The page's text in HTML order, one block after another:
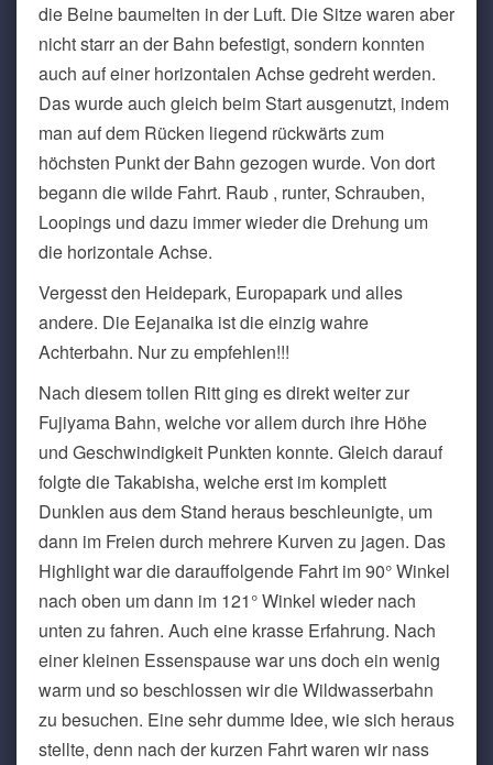
die Beine baumelten in der Luft. Die Sitze waren aber
nicht starr an der Bahn befestigt, sondern konnten
auch auf einer horizontalen Achse gedreht werden.
Das wurde auch gleich beim Start ausgenutzt, indem
man auf dem Rücken liegend rückwärts zum
höchsten Punkt der Bahn gezogen wurde. Von dort
begann die wilde Fahrt. Raub , runter, Schrauben,
Loopings und dazu immer wieder die Drehung um
die horizontale Achse.
Vergesst den Heidepark, Europapark und alles
andere. Die Eejanaika ist die einzig wahre
Achterbahn. Nur zu empfehlen!!!
Nach diesem tollen Ritt ging es direkt weiter zur
Fujiyama Bahn, welche vor allem durch ihre Höhe
und Geschwindigkeit Punkten konnte. Gleich darauf
folgte die Takabisha, welche erst im komplett
Dunklen aus dem Stand heraus beschleunigte, um
dann im Freien durch mehrere Kurven zu jagen. Das
Highlight war die darauffolgende Fahrt im 90° Winkel
nach oben um dann im 121° Winkel wieder nach
unten zu fahren. Auch eine krasse Erfahrung. Nach
einer kleinen Essenspause war uns doch ein wenig
warm und so beschlossen wir die Wildwasserbahn
zu besuchen. Eine sehr dumme Idee, wie sich heraus
stellte, denn nach der kurzen Fahrt waren wir nass